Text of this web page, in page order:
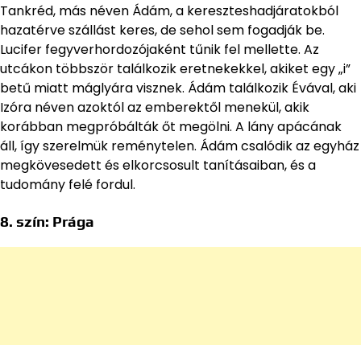
Tankréd, más néven Ádám, a kereszteshadjáratokból
hazatérve szállást keres, de sehol sem fogadják be.
Lucifer fegyverhordozójaként tűnik fel mellette. Az
utcákon többször találkozik eretnekekkel, akiket egy „i”
betű miatt máglyára visznek. Ádám találkozik Évával, aki
Izóra néven azoktól az emberektől menekül, akik
korábban megpróbálták őt megölni. A lány apácának
áll, így szerelmük reménytelen. Ádám csalódik az egyház
megkövesedett és elkorcsosult tanításaiban, és a
tudomány felé fordul.
8. szín: Prága